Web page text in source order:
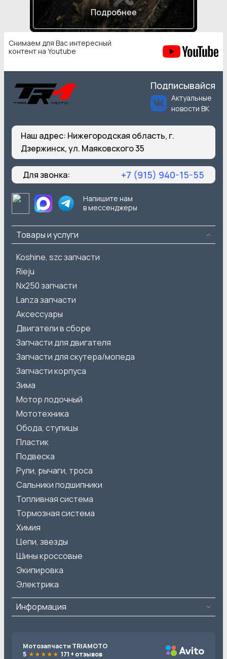
Подробнее
Снимаем для Вас интересный
контент на Youtube
Подписывайся
Актуальные
новости ВК
Наш адрес: Нижегородская область, г.
Дзержинск, ул. Маяковского 35
Для звонка: +7 (915) 940-15-55
Напишите нам
в мессенджеры
Товары и услуги
Koshine, szc запчасти
Rieju
Nx250 запчасти
Lanza запчасти
Аксессуары
Двигатели в сборе
Запчасти для двигателя
Запчасти для скутера/мопеда
Запчасти корпуса
Зима
Мотор лодочный
Мототехника
Обода, ступицы
Пластик
Подвеска
Рули, рычаги, троса
Сальники подшипники
Топливная система
Тормозная система
Химия
Цепи, звезды
Шины кроссовые
Экипировка
Электрика
Информация
Мотозапчасти TRIAMOTO
5
171 + отзывов